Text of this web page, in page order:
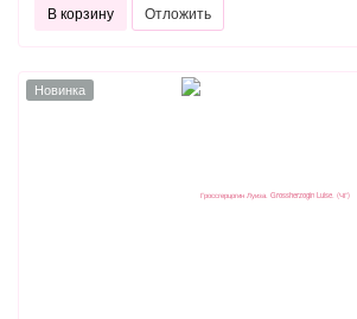
В корзину Отложить
Новинка